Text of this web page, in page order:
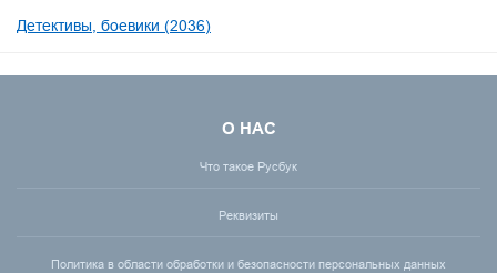
Детективы, боевики (2036)
О НАС
Что такое Русбук
Реквизиты
Политика в области обработки и безопасности персональных данных